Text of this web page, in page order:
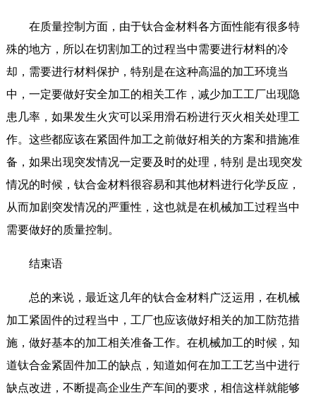
在质量控制方面，由于钛合金材料各方面性能有很多特
殊的地方，所以在切割加工的过程当中需要进行材料的冷
却，需要进行材料保护，特别是在这种高温的加工环境当
中，一定要做好安全加工的相关工作，减少加工工厂出现隐
患几率，如果发生火灾可以采用滑石粉进行灭火相关处理工
作。这些都应该在紧固件加工之前做好相关的方案和措施准
备，如果出现突发情况一定要及时的处理，特别 是出现突发
情况的时候，钛合金材料很容易和其他材料进行化学反应，
从而加剧突发情况的严重性，这也就是在机械加工过程当中
需要做好的质量控制。
结束语
总的来说，最近这几年的钛合金材料广泛运用，在机械
加工紧固件的过程当中，工厂也应该做好相关的加工防范措
施，做好基本的加工相关准备工作。在机械加工的时候，知
道钛合金紧固件加工的缺点，知道如何在加工工艺当中进行
缺点改进，不断提高企业生产车间的要求，相信这样就能够